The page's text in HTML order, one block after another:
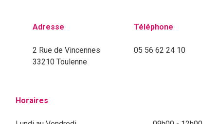
Adresse
2 Rue de Vincennes
33210 Toulenne
Téléphone
05 56 62 24 10
Horaires